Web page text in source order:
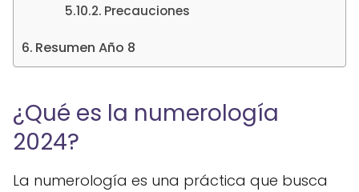
Precauciones
Resumen Año 8
¿Qué es la numerología
2024?
La numerología es una práctica que busca